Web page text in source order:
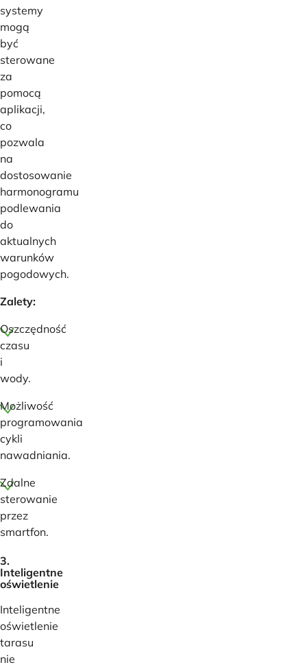
systemy
mogą
być
sterowane
za
pomocą
aplikacji,
co
pozwala
na
dostosowanie
harmonogramu
podlewania
do
aktualnych
warunków
pogodowych.
Zalety:
Oszczędność
czasu
i
wody.
Możliwość
programowania
cykli
nawadniania.
Zdalne
sterowanie
przez
smartfon.
3.
Inteligentne
oświetlenie
Inteligentne
oświetlenie
tarasu
nie